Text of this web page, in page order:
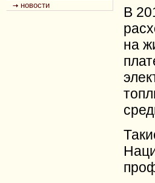
новости
В
на